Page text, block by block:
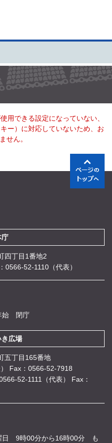
用できる設定になっていない、
ー）に対応していないため、お
せん。
庁
四丁目1番地2
0566-52-1110（代表）
始 閉庁
き広場
五丁目165番地
Fax：0566-52-7918
52-1111（代表）
Fax：
日 9時00分から16時00分 も